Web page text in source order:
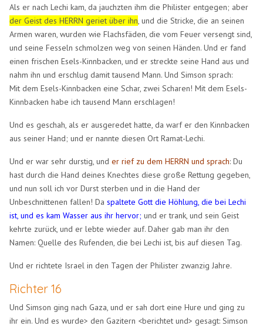
Als er nach Lechi kam, da jauchzten ihm die Philister entgegen; aber
der Geist des HERRN geriet über ihn , und die Stricke, die an seinen
Armen waren, wurden wie Flachsfäden, die vom Feuer versengt sind,
und seine Fesseln schmolzen weg von seinen Händen. Und er fand
einen frischen Esels-Kinnbacken, und er streckte seine Hand aus und
nahm ihn und erschlug damit tausend Mann. Und Simson sprach:
Mit dem Esels-Kinnbacken eine Schar, zwei Scharen! Mit dem Esels-
Kinnbacken habe ich tausend Mann erschlagen!
Und es geschah, als er ausgeredet hatte, da warf er den Kinnbacken
aus seiner Hand; und er nannte diesen Ort Ramat-Lechi.
Und er war sehr durstig, under rief zu dem HERRN und sprach: Du
hast durch die Hand deines Knechtes diese große Rettung gegeben,
und nun soll ich vor Durst sterben und in die Hand der
Unbeschnittenen fallen! Daspaltete Gott die Höhlung, die bei Lechi
ist, und es kam Wasser aus ihr hervor; und er trank, und sein Geist
kehrte zurück, und er lebte wieder auf. Daher gab man ihr den
Namen: Quelle des Rufenden, die bei Lechi ist, bis auf diesen Tag.
Und er richtete Israel in den Tagen der Philister zwanzig Jahre.
Richter 16
Und Simson ging nach Gaza, und er sah dort eine Hure und ging zu
ihr ein. Und es wurde> den Gazitern <berichtet und> gesagt: Simson